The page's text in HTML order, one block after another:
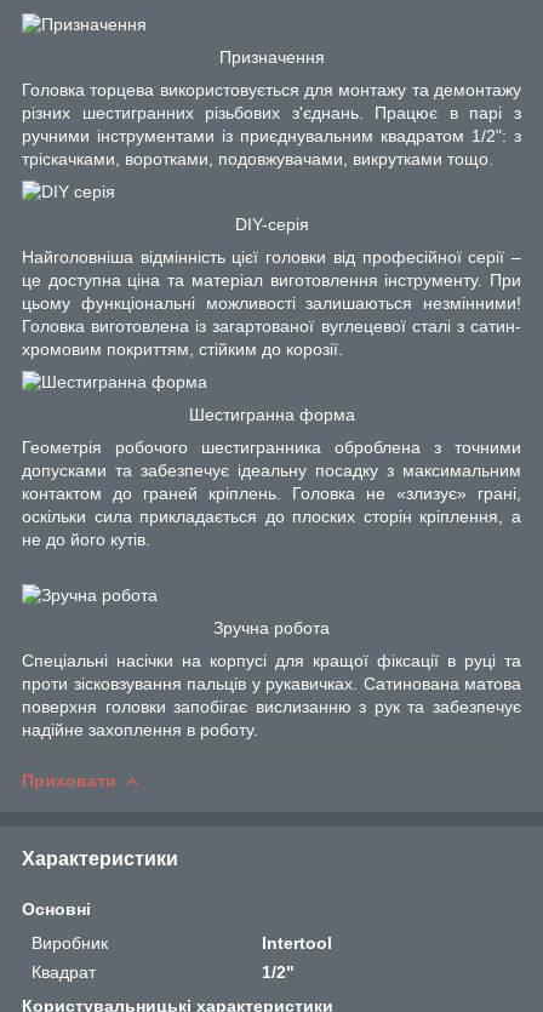
Призначення
Головка торцева використовується для монтажу та демонтажу
різних шестигранних різьбових з'єднань. Працює в парі з
ручними інструментами із приєднувальним квадратом 1/2": з
тріскачками, воротками, подовжувачами, викрутками тощо.
DIY-серія
Найголовніша відмінність цієї головки від професійної серії –
це доступна ціна та матеріал виготовлення інструменту. При
цьому функціональні можливості залишаються незмінними!
Головка виготовлена із загартованої вуглецевої сталі з сатин-
хромовим покриттям, стійким до корозії.
Шестигранна форма
Геометрія робочого шестигранника оброблена з точними
допусками та забезпечує ідеальну посадку з максимальним
контактом до граней кріплень. Головка не «злизує» грані,
оскільки сила прикладається до плоских сторін кріплення, а
не до його кутів.
Зручна робота
Спеціальні насічки на корпусі для кращої фіксації в руці та
проти зісковзування пальців у рукавичках. Сатинована матова
поверхня головки запобігає вислизанню з рук та забезпечує
надійне захоплення в роботу.
Приховати
Характеристики
Основні
Виробник
Intertool
Квадрат
1/2"
Користувальницькі характеристики